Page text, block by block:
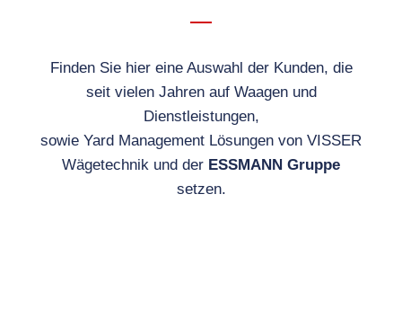
Finden Sie hier eine Auswahl der Kunden, die
seit vielen Jahren auf Waagen und
Dienstleistungen,
sowie Yard Management Lösungen von VISSER
Wägetechnik und der ESSMANN Gruppe
setzen.